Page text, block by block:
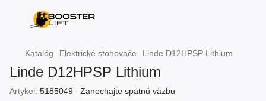
Katalóg Elektrické stohovače Linde D12HPSP Lithium
Linde D12HPSP Lithium
Artykel: 5185049 Zanechajte spätnú väzbu